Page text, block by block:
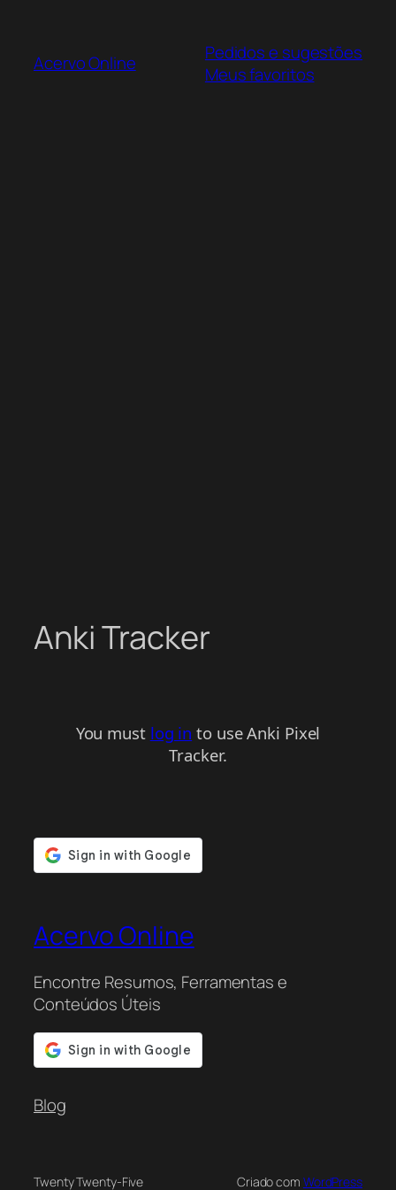
Acervo Online
Pedidos e sugestões
Meus favoritos
Anki Tracker
You must log in to use Anki Pixel
Tracker.
Acervo Online
Encontre Resumos, Ferramentas e
Conteúdos Úteis
Blog
Twenty Twenty-Five Criado com WordPress